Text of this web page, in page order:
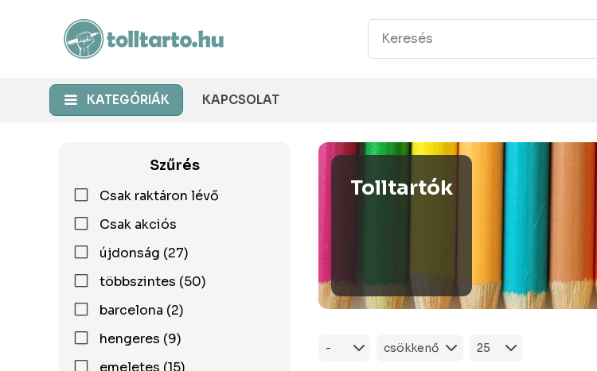
KATEGÓRIÁK KAPCSOLAT
Szűrés
Csak raktáron lévő
Csak akciós
újdonság (27)
többszintes (50)
barcelona (2)
hengeres (9)
emeletes (15)
Tolltartók